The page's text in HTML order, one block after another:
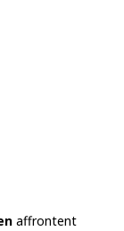
affrontent